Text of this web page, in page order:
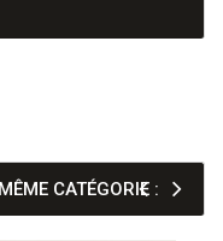
CATÉGORIE :